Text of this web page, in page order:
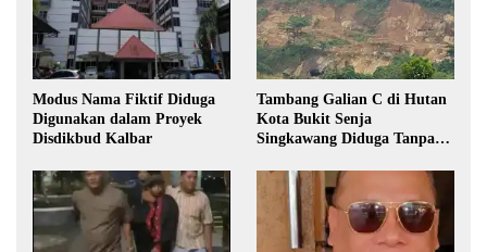
Modus Nama Fiktif Diduga
Digunakan dalam Proyek
Disdikbud Kalbar
Tambang Galian C di Hutan
Kota Bukit Senja
Singkawang Diduga Tanpa